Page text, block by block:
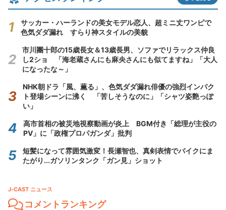
サッカー・ハーランドの美女モデル恋人、超ミニ丈ワンピで
色気ダダ漏れ すらり神スタイルの美貌
市川團十郎の15歳長女＆13歳長男、ソファでリラックス仲良
し2ショ 「海老蔵さんにも麻央さんにも似てますね」「大人
になったな～」
NHK朝ドラ「風、薫る」、色気ダダ漏れ俳優の強烈インパク
ト登場シーンに沸く 「苦しそうなのに」「シャツ姿艶っぽ
い」
高市首相の被災地視察動画が炎上 BGM付き「総理が主役の
PV」に「政権プロパガンダ」批判
短髪になって雰囲気激変！長瀬智也、真剣表情でバイクにま
たがり...ガソリンタンク「ガン見」ショット
J-CAST ニュース
コメントランキング